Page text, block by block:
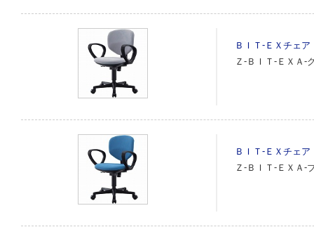
ＢＩＴ‐ＥＸチェ
Ｚ‐ＢＩＴ‐ＥＸＡ‐
ＢＩＴ‐ＥＸチェ
Ｚ‐ＢＩＴ‐ＥＸＡ‐